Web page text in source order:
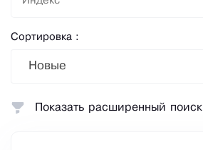
Сортировка :
Новые
Показать расширенный поиск